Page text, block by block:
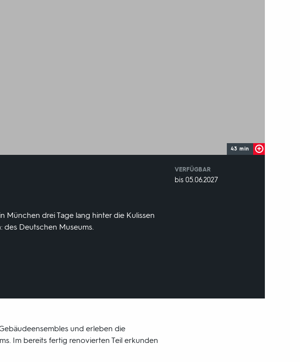
43 min
München drei Tage lang hinter die Kulissen
des Deutschen Museums.
VERFÜGBAR
weltweit
VERFÜGBAR
bis 05.06.2027
und erleben die
Im bereits fertig renovierten Teil erkunden